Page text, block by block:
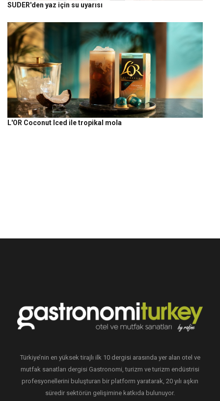
SUDER'den yaz için su uyarısı
L'OR Coconut Iced ile tropikal mola
Türkiye’nin en yüksek tirajlı ilk 10 dergisi arasında yer alan otel ve
mutfak sanatları dergisi Gastronomi, turizm ve turizm endüstrisi
profesyonellerini buluşturan bir platform yaratarak, 20 yılı aşkın
süredir sektörün gelişimine katkıda bulunuyor.